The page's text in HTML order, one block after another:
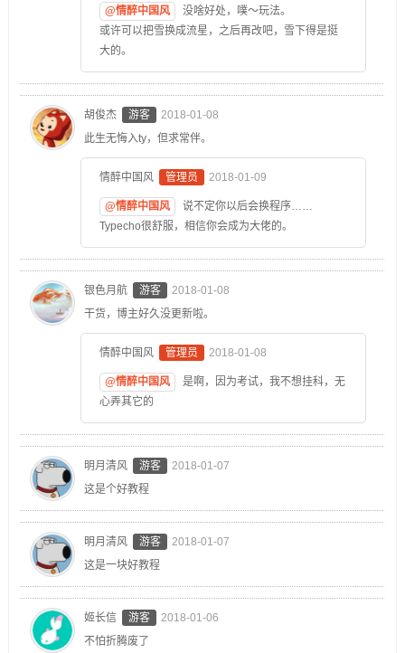
@情醉中国风
没啥好处，噗～玩法。
或许可以把雪换成流星，之后再改吧，雪下得是挺
大的。
胡俊杰 游客
2018-01-08
此生无悔入ty，但求常伴。
情醉中国风 管理员 2018-01-09
@情醉中国风
说不定你以后会换程序……
Typecho很舒服，相信你会成为大佬的。
银色月航 游客
2018-01-08
干货，博主好久没更新啦。
情醉中国风 管理员 2018-01-08
@情醉中国风
是啊，因为考试，我不想挂科，无
心弄其它的
明月清风 游客
2018-01-07
这是个好教程
明月清风 游客
2018-01-07
这是一块好教程
姬长信 游客
2018-01-06
不怕折腾废了